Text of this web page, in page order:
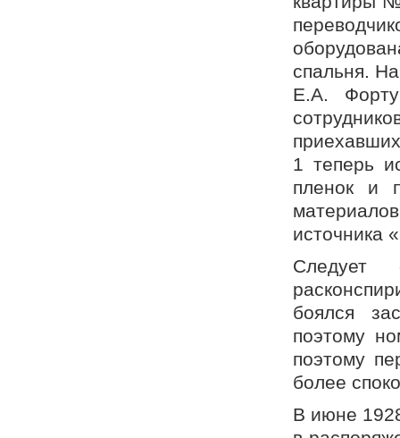
спальня.
Е.А.
1 теперь
пленок и
источника
Следует
боялся
поэтому
поэтому
более
В июне